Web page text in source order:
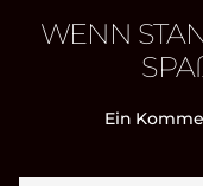
WENN
Ein